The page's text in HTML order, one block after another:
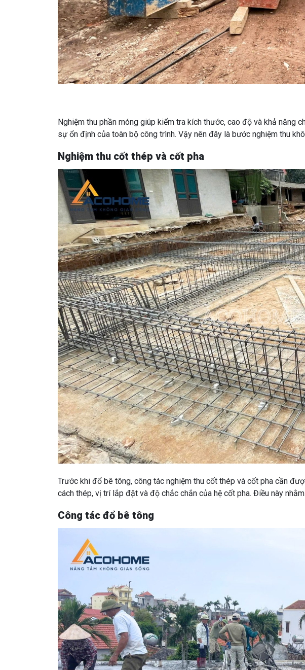
Nghiệm thu phần móng giúp kiểm tra kích thước, cao độ và khả năng
sự ổn định của toàn bộ công trình. Vậy nên đây là bước nghiệm thu
Nghiệm thu cốt thép và cốt pha
Trước khi đổ bê tông, công tác nghiệm thu cốt thép và cốt pha cần
cách thép, vị trí lắp đặt và độ chắc chắn của hệ cốt pha. Điều này
Công tác đổ bê tông